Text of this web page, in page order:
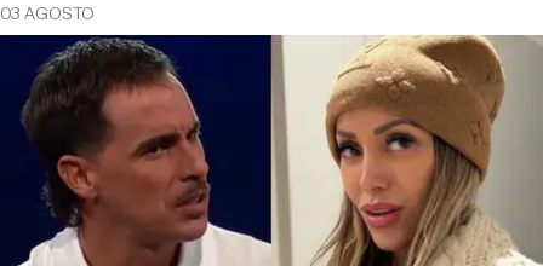
03 AGOSTO